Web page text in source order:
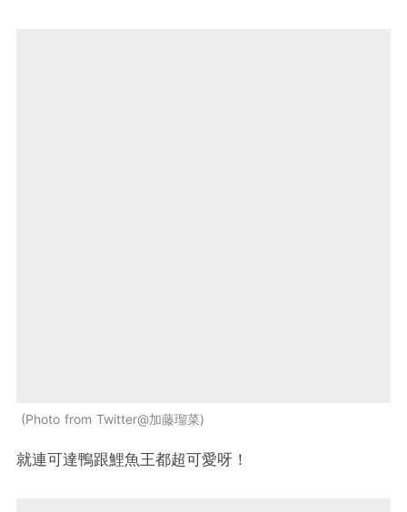
Photo from Twitter@加藤瑠菜
就連可達鴨跟鯉魚王都超可愛呀！